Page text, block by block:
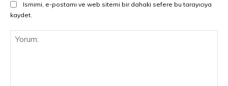
Ismimi, e-postamı ve web sitemi bir dahaki sefere bu tarayıcıya
kaydet.